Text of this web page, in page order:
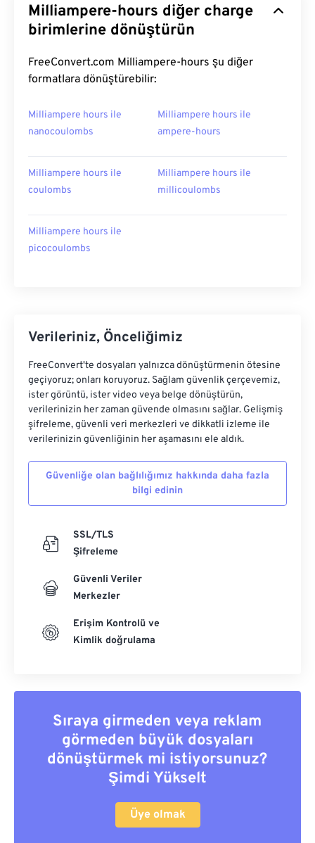
Milliampere-hours diğer charge
birimlerine dönüştürün
FreeConvert.com Milliampere-hours şu diğer
formatlara dönüştürebilir:
Milliampere hours ile
nanocoulombs
Milliampere hours ile
ampere-hours
Milliampere hours ile
coulombs
Milliampere hours ile
millicoulombs
Milliampere hours ile
picocoulombs
Verileriniz, Önceliğimiz
FreeConvert'te dosyaları yalnızca dönüştürmenin ötesine
geçiyoruz; onları koruyoruz. Sağlam güvenlik çerçevemiz,
ister görüntü, ister video veya belge dönüştürün,
verilerinizin her zaman güvende olmasını sağlar. Gelişmiş
şifreleme, güvenli veri merkezleri ve dikkatli izleme ile
verilerinizin güvenliğinin her aşamasını ele aldık.
Güvenliğe olan bağlılığımız hakkında daha fazla
bilgi edinin
SSL/TLS
Şifreleme
Güvenli Veriler
Merkezler
Erişim Kontrolü ve
Kimlik doğrulama
Sıraya girmeden veya reklam
görmeden büyük dosyaları
dönüştürmek mi istiyorsunuz?
Şimdi Yükselt
Üye olmak